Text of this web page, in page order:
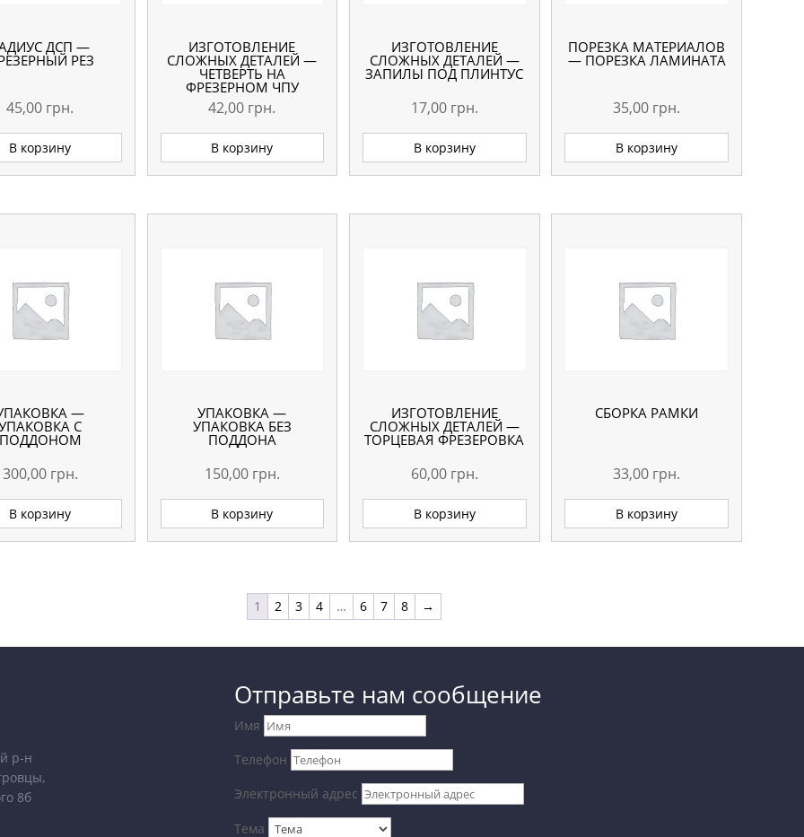
ДСП —
РЕЗ
45,00 грн.
В корзину
ИЗГОТОВЛЕНИЕ
СЛОЖНЫХ ДЕТАЛЕЙ —
ЧЕТВЕРТЬ НА
ФРЕЗЕРНОМ ЧПУ
42,00 грн.
В корзину
ИЗГОТОВЛЕНИЕ
СЛОЖНЫХ ДЕТАЛЕЙ —
ЗАПИЛЫ ПОД ПЛИНТУС
17,00 грн.
В корзину
ПОРЕЗКА МАТЕРИАЛОВ
— ПОРЕЗКА ЛАМИНАТА
35,00 грн.
В корзину
—
С
300,00 грн.
В корзину
УПАКОВКА —
УПАКОВКА БЕЗ
ПОДДОНА
150,00 грн.
В корзину
ИЗГОТОВЛЕНИЕ
СЛОЖНЫХ ДЕТАЛЕЙ —
ТОРЦЕВАЯ ФРЕЗЕРОВКА
60,00 грн.
В корзину
СБОРКА РАМКИ
33,00 грн.
В корзину
1 2 3 4 … 6 7 8 →
р-н
8б
Отправьте нам сообщение
Имя
Телефон
Электронный адрес
Тема